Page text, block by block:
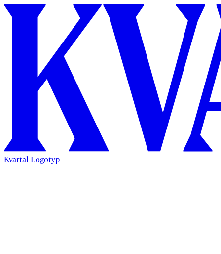
Kvartal Logotyp